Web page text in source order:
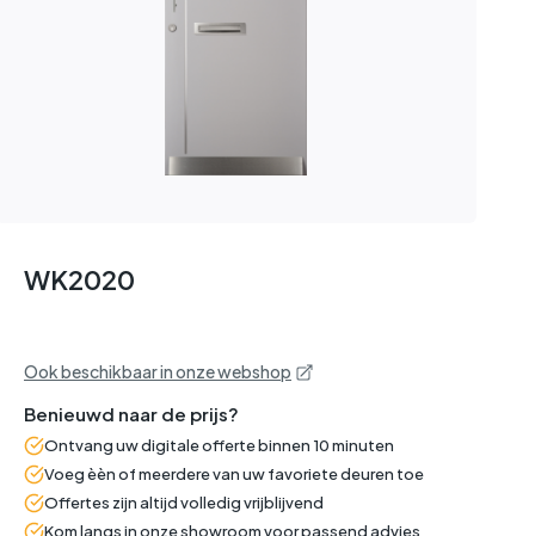
WK2020
Ook beschikbaar in onze webshop
Benieuwd naar de prijs?
Ontvang uw digitale offerte binnen 10 minuten
Voeg èèn of meerdere van uw favoriete deuren toe
Offertes zijn altijd volledig vrijblijvend
Kom langs in onze showroom voor passend advies